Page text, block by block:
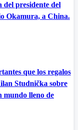
del presidente del
Okamura, a China.
que los regalos
Studnička sobre
mundo lleno de